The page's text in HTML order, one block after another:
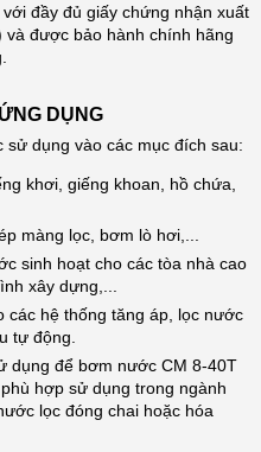
đầy đủ giấy chứng nhận xuất
được bảo hành chính hãng
DỤNG
sử dụng vào các mục đích sau:
khơi, giếng khoan, hồ chứa,
màng lọc, bơm lò hơi,...
sinh hoạt cho các tòa nhà cao
xây dựng,...
các hệ thống tăng áp, lọc nước
tự động.
dụng để bơm nước CM 8-40T
hợp sử dụng trong ngành
lọc đóng chai hoặc hóa